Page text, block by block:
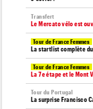
Transfert
Le Mercato vélo est
Tour de France Femmes
La startlist complète du
Tour de France Femmes
La 7e étape et le Mont
Tour du Portugal
La surprise Francisco